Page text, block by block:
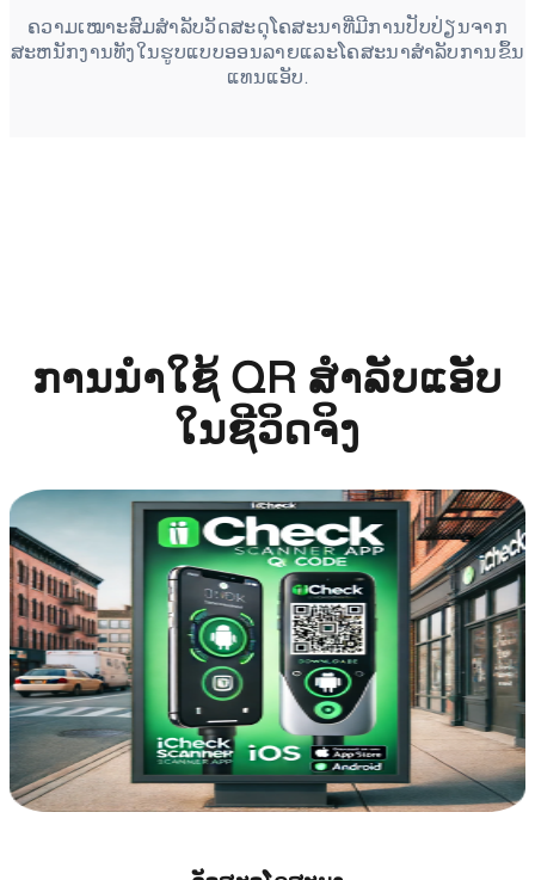
ຄວາມເໝາະສົມສຳລັບວັດສະດຸໂຄສະນາທີ່ມີການປັບປ່ຽນຈາກ
ສະຫນັກງານທັງໃນຮູບແບບອອນລາຍແລະໂຄສະນາສຳລັບການຂຶ້ນ
ແທນແອັບ.
ການນໍາໃຊ້ QR ສໍາລັບແອັບ
ໃນຊີວິດຈິງ